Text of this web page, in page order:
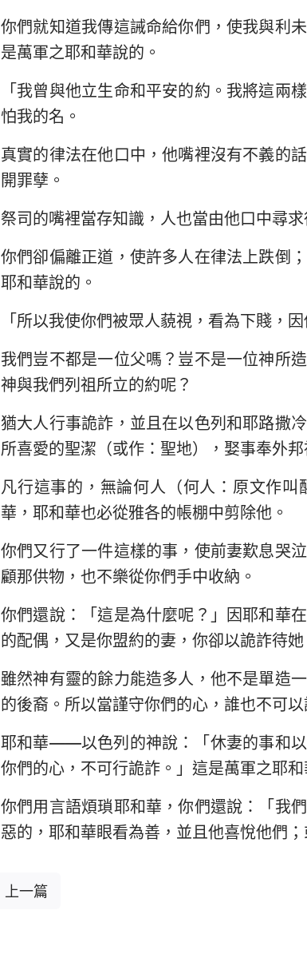
列王紀上 列王紀下
歷代志上 歷代志下
以斯拉記 尼希米記
詩篇 箴言
耶利米哀歌
俄巴底亞書 約拿書
彌迦書 那鴻書
哈巴谷書 西番雅書
哈該書 撒迦利亞書
瑪拉基書
你們就知道我傳這誡命給你們，使我與利
是萬軍之耶和華說的。
「我曾與他立生命和平安的約。我將這兩
怕我的名。
真實的律法在他口中，他嘴裡沒有不義的
開罪孽。
祭司的嘴裡當存知識，人也當由他口中尋
你們卻偏離正道，使許多人在律法上跌倒
耶和華說的。
「所以我使你們被眾人藐視，看為下賤，
我們豈不都是一位父嗎？豈不是一位神所
神與我們列祖所立的約呢？
猶大人行事詭詐，並且在以色列和耶路撒
所喜愛的聖潔（或作：聖地），娶事奉外邦
凡行這事的，無論何人（何人：原文作
華，耶和華也必從雅各的帳棚中剪除他。
你們又行了一件這樣的事，使前妻歎息哭
顧那供物，也不樂從你們手中收納。
你們還說：「這是為什麼呢？」因耶和華
的配偶，又是你盟約的妻，你卻以詭詐待她
雖然神有靈的餘力能造多人，他不是單造
的後裔。所以當謹守你們的心，誰也不可
耶和華——以色列的神說：「休妻的事和
你們的心，不可行詭詐。」這是萬軍之耶和
你們用言語煩瑣耶和華，你們還說：「我
惡的，耶和華眼看為善，並且他喜悅他們；
上一篇